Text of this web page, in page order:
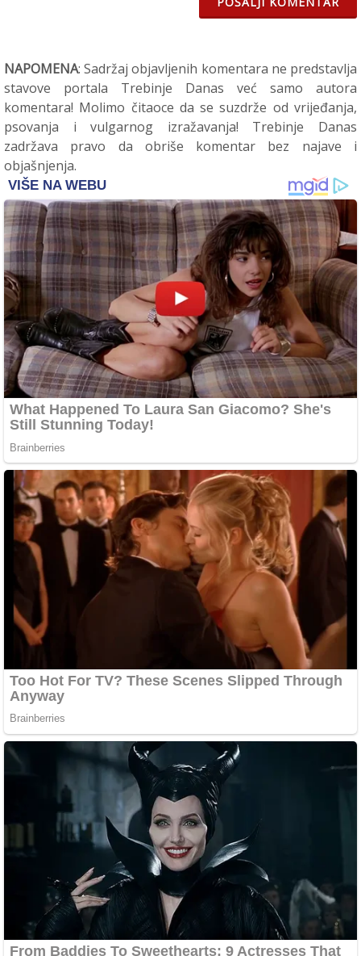
NAPOMENA: Sadržaj objavljenih komentara ne predstavlja
stavove portala Trebinje Danas već samo autora
komentara! Molimo čitaoce da se suzdrže od vrijeđanja,
psovanja i vulgarnog izražavanja! Trebinje Danas
zadržava pravo da obriše komentar bez najave i
objašnjenja.